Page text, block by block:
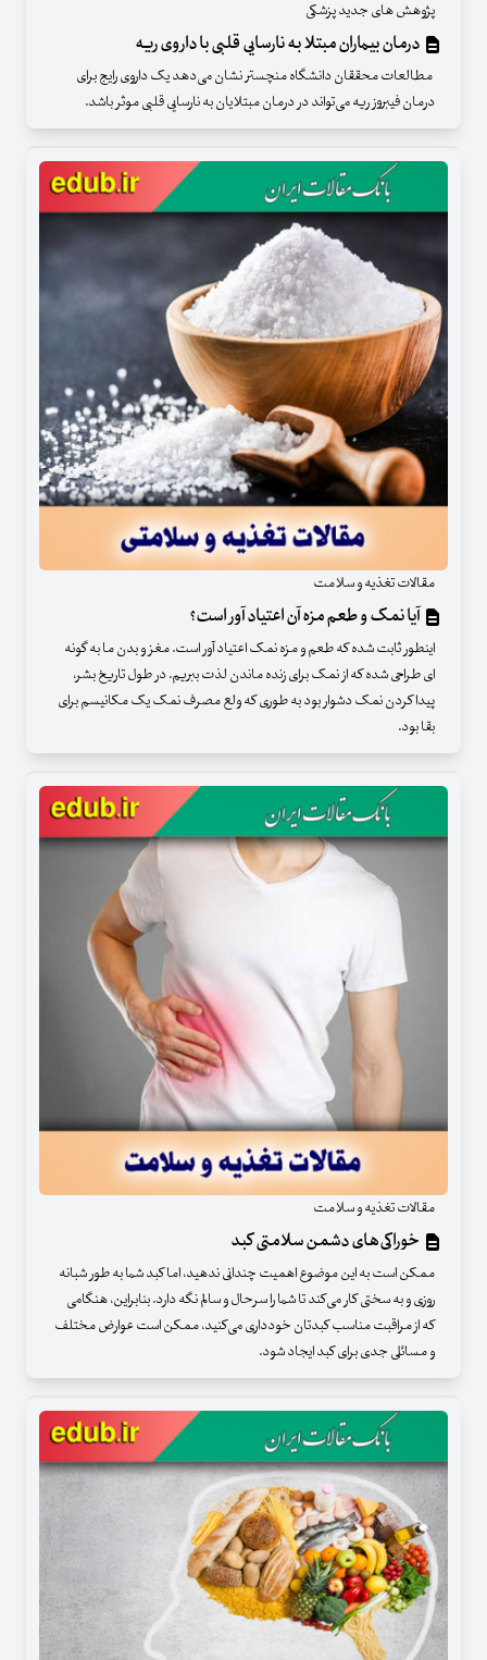
پژوهش های جدید پزشکی
درمان بیماران مبتلا به نارسایی قلبی با داروی ریه
مطالعات محققان دانشگاه منچستر نشان می‌دهد یک داروی رایج برای
درمان فیبروز ریه می‌تواند در درمان مبتلایان به نارسایی قلبی موثر باشد.
مقالات تغذیه و سلامت
آیا نمک و طعم مزه آن اعتیاد آور است؟
اینطور ثابت شده که طعم و مزه نمک اعتیاد آور است. مغز و بدن ما به گونه
ای طراحی شده که از نمک برای زنده ماندن لذت ببریم. در طول تاریخ بشر،
پیدا کردن نمک دشوار بود به طوری که ولع مصرف نمک یک مکانیسم برای
بقا بود.
مقالات تغذیه و سلامت
خوراکی‌های دشمن سلامتی کبد
ممکن است به این موضوع اهمیت چندانی ندهید، اما کبد شما به طور شبانه
روزی و به سختی کار می‌کند تا شما را سرحال و سالم نگه دارد. بنابراین، هنگامی
که از مراقبت مناسب کبدتان خودداری می‌کنید، ممکن است عوارض مختلف
و مسائلی جدی برای کبد ایجاد شود.